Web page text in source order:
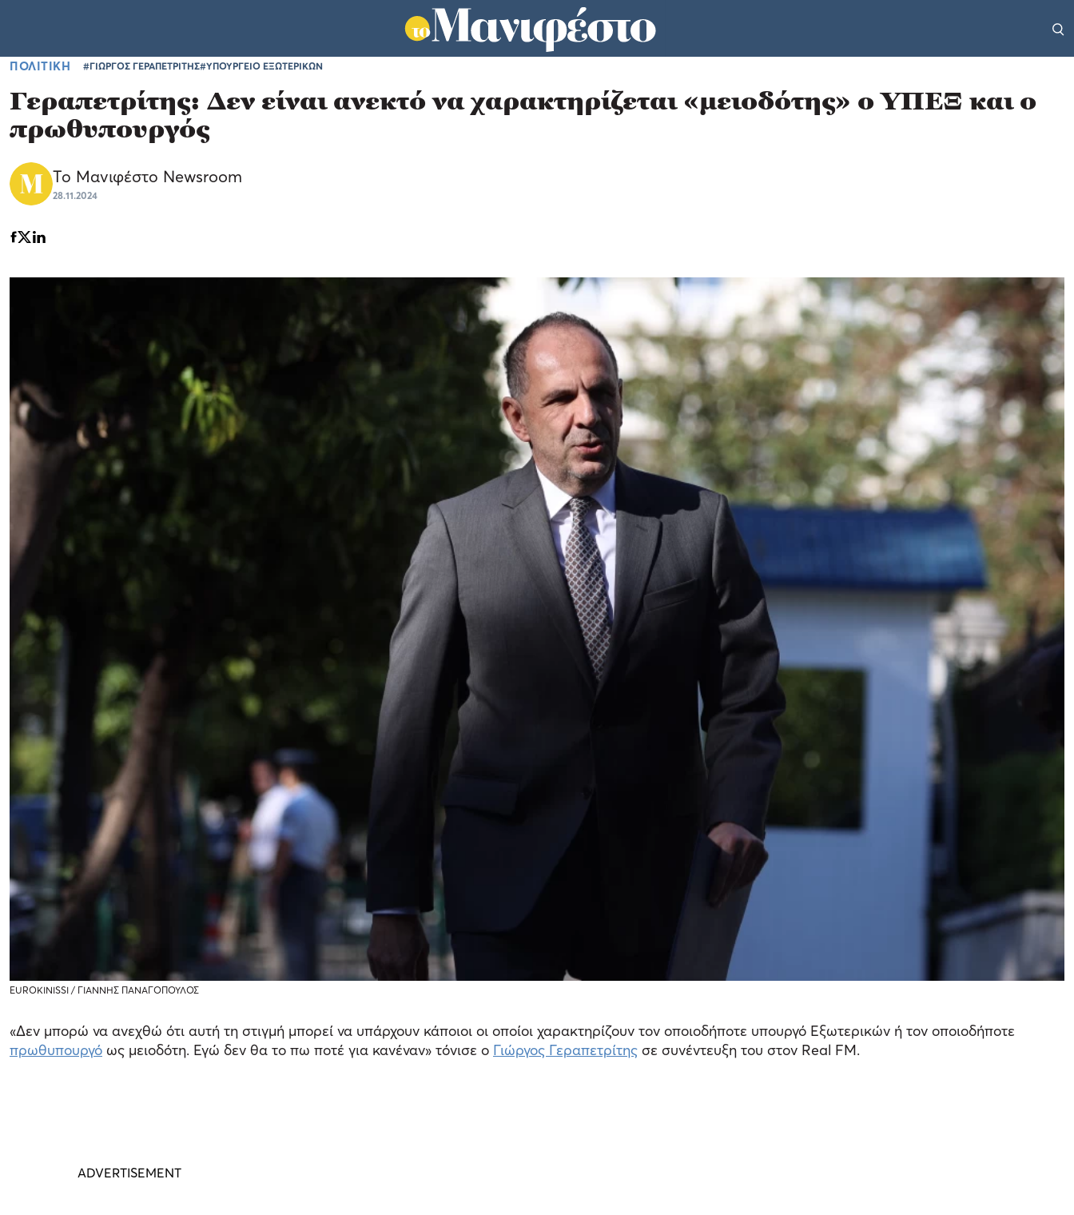
ΠΟΛΙΤΙΚΗ #ΓΙΩΡΓΟΣ ΓΕΡΑΠΕΤΡΙΤΗΣ#ΥΠΟΥΡΓΕΙΟ ΕΞΩΤΕΡΙΚΩΝ
Γεραπετρίτης: Δεν είναι ανεκτό να χαρακτηρίζεται «μειοδότης» ο ΥΠΕΞ και ο
πρωθυπουργός
Το Μανιφέστο Newsroom
28.11.2024
EUROKINISSI / ΓΙΑΝΝΗΣ ΠΑΝΑΓΟΠΟΥΛΟΣ
«Δεν μπορώ να ανεχθώ ότι αυτή τη στιγμή μπορεί να υπάρχουν κάποιοι οι οποίοι χαρακτηρίζουν τον οποιοδήποτε υπουργό Εξωτερικών ή τον οποιοδήποτε
πρωθυπουργό ως μειοδότη. Εγώ δεν θα το πω ποτέ για κανέναν» τόνισε ο Γιώργος Γεραπετρίτης σε συνέντευξη του στον Real FM.